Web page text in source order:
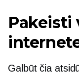
Pakeisti
Galbūt čia